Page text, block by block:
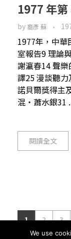
1977 年
by 裔彥 蘇
1977年，中華
室報告9 理論
謝瀛春14 聲
譯25 漫談聽
諾貝爾獎得主
混‧蕭水銀31
閱讀全文
1 2 3
We use